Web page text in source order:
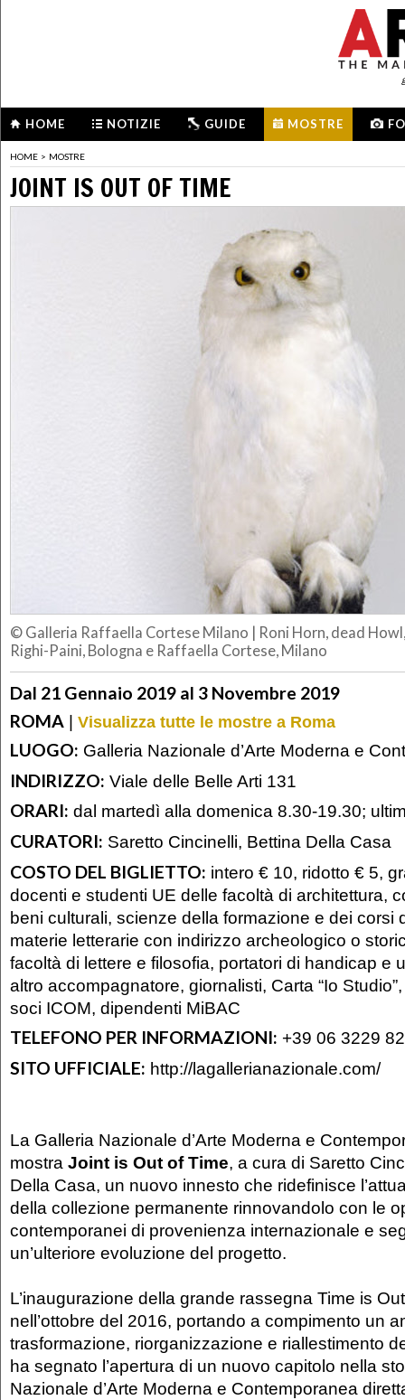
HOME NOTIZIE GUIDE MOSTRE
HOME > MOSTRE
JOINT IS OUT OF TIME
© Galleria Raffaella Cortese Milano
Roni Horn, dead
Righi-Paini, Bologna e Raffaella Cortese, Milano
Dal 21 Gennaio 2019 al 3 Novembre 2019
ROMA | Visualizza tutte le mostre a Roma
LUOGO: Galleria Nazionale d’Arte Moderna e
INDIRIZZO: Viale delle Belle Arti 131
ORARI: dal martedì alla domenica 8.30-19.30;
CURATORI: Saretto Cincinelli, Bettina Della Casa
COSTO DEL BIGLIETTO: intero € 10, ridotto € 5,
docenti e studenti UE delle facoltà di architettura,
beni culturali, scienze della formazione e dei corsi
materie letterarie con indirizzo archeologico o
facoltà di lettere e filosofia, portatori di handicap e
altro accompagnatore, giornalisti, Carta “Io
soci ICOM, dipendenti MiBAC
TELEFONO PER INFORMAZIONI: +39 06 3229
SITO UFFICIALE: http://lagallerianazionale.com/
La Galleria Nazionale d’Arte Moderna e
mostra Joint is Out of Time, a cura di Saretto
Della Casa, un nuovo innesto che ridefinisce
della collezione permanente rinnovandolo con le
contemporanei di provenienza internazionale e
un’ulteriore evoluzione del progetto.
L’inaugurazione della grande rassegna Time is
nell’ottobre del 2016, portando a compimento un
trasformazione, riorganizzazione e riallestimento
ha segnato l’apertura di un nuovo capitolo nella
Nazionale d’Arte Moderna e Contemporanea